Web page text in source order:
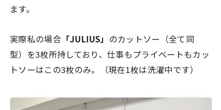
ます。
実際私の場合 「JULIUS」 のカットソー（全て同
型）を3枚所持しており、仕事もプライベートもカッ
トソーはこの3枚のみ。（現在1枚は洗濯中です）